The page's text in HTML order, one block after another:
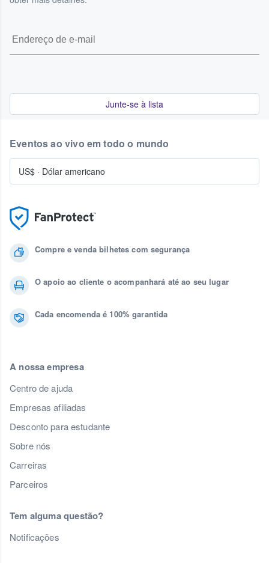
Junte-se à lista
Compre e venda bilhetes com segurança
O apoio ao cliente o acompanhará até ao seu lugar
Cada encomenda é 100% garantida
A nossa empresa
Centro de ajuda
Empresas afiliadas
Desconto para estudante
Sobre nós
Carreiras
Parceiros
Tem alguma questão?
Notificações
Eventos ao vivo em todo o mundo
US$ · Dólar americano